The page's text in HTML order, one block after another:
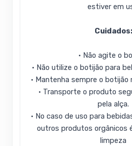
estiver em
Cuidados:
• Não agite o
• Não utilize o botijão para
• Mantenha sempre o botijão
• Transporte o produto
pela alça.
• No caso de uso para
outros produtos orgânicos
limpeza